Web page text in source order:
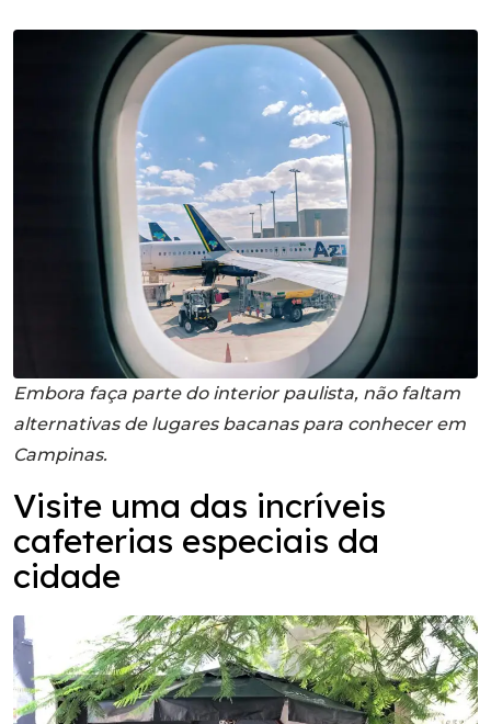
Embora faça parte do interior paulista, não faltam
alternativas de lugares bacanas para conhecer em
Campinas.
Visite uma das incríveis
cafeterias especiais da
cidade